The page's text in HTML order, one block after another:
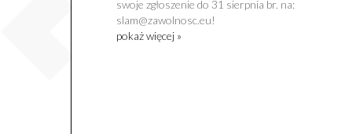
swoje zgłoszenie do 31 sierpnia br. na:
slam@zawolnosc.eu!
pokaż więcej »